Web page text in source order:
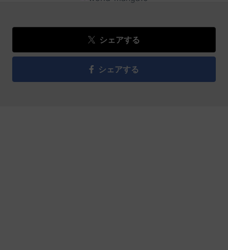
シェアする
シェアする